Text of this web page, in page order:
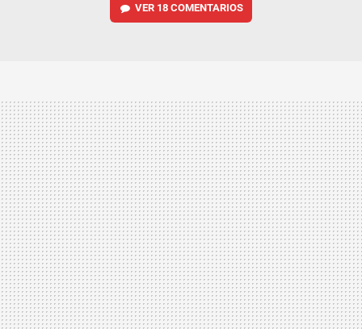
VER 18 COMENTARIOS